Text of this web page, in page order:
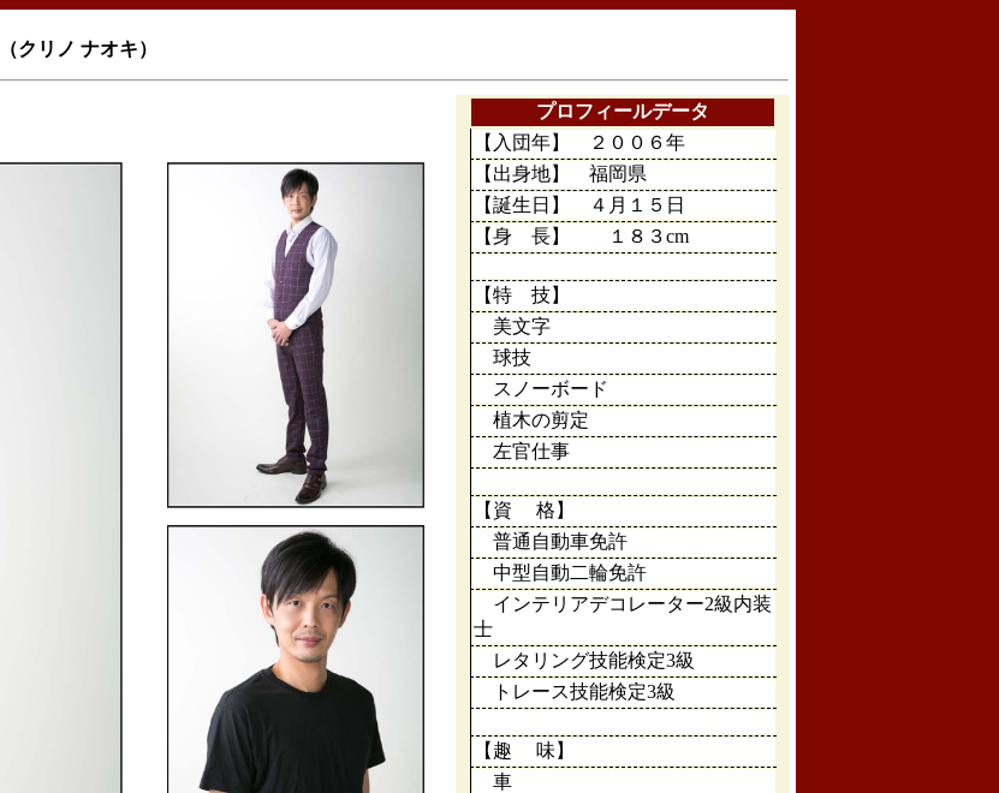
（クリノ ナオキ）
プロフィールデータ
【入団年】 ２００６年
【出身地】 福岡県
【誕生日】 ４月１５日
【身 長】 １８３cm
【特 技】
美文字
球技
スノーボード
植木の剪定
左官仕事
【資 格】
普通自動車免許
中型自動二輪免許
インテリアデコレーター2級内装
士
レタリング技能検定3級
トレース技能検定3級
【趣 味】
車